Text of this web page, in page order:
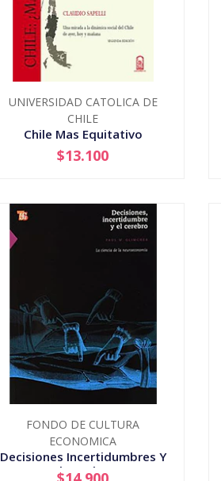
UNIVERSIDAD CATOLICA DE
CHILE
Chile Mas Equitativo
+
$13.100
FONDO DE CULTURA
ECONOMICA
Decisiones Incertidumbres Y
El Cerebro